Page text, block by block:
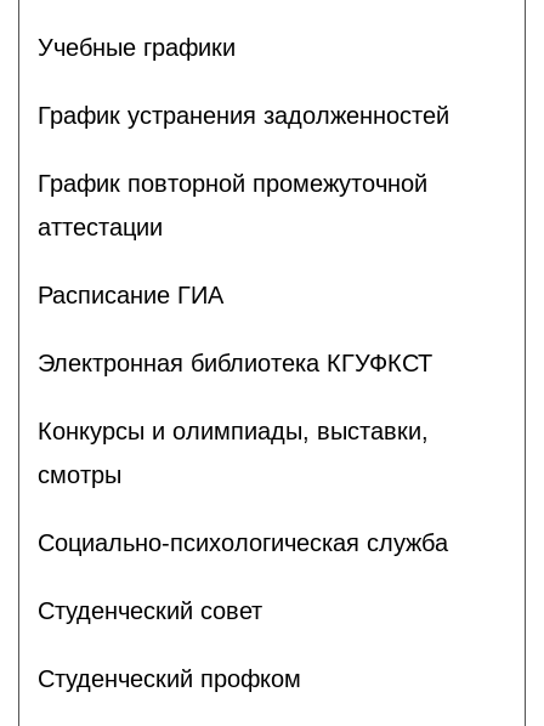
Учебные графики
График устранения задолженностей
График повторной промежуточной
аттестации
Расписание ГИА
Электронная библиотека КГУФКСТ
Конкурсы и олимпиады, выставки,
смотры
Социально-психологическая служба
Студенческий совет
Студенческий профком